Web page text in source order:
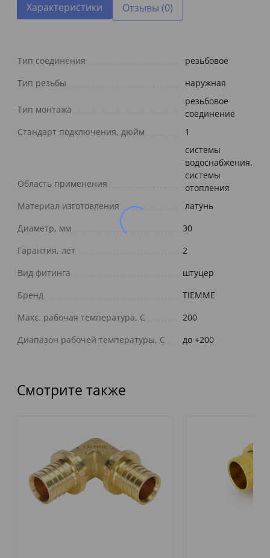
Характеристики Отзывы (0)
Тип соединения
резьбовое
Тип резьбы
наружная
Тип монтажа
резьбовое
соединение
Стандарт подключения, дюйм
1
Область применения
cистемы
водоснабжения,
системы
отопления
Материал изготовления
латунь
Диаметр, мм
30
Гарантия, лет
2
Вид фитинга
штуцер
Бренд
TIEMME
Макс. рабочая температура, С
200
Диапазон рабочей температуры, С
до +200
Смотрите также